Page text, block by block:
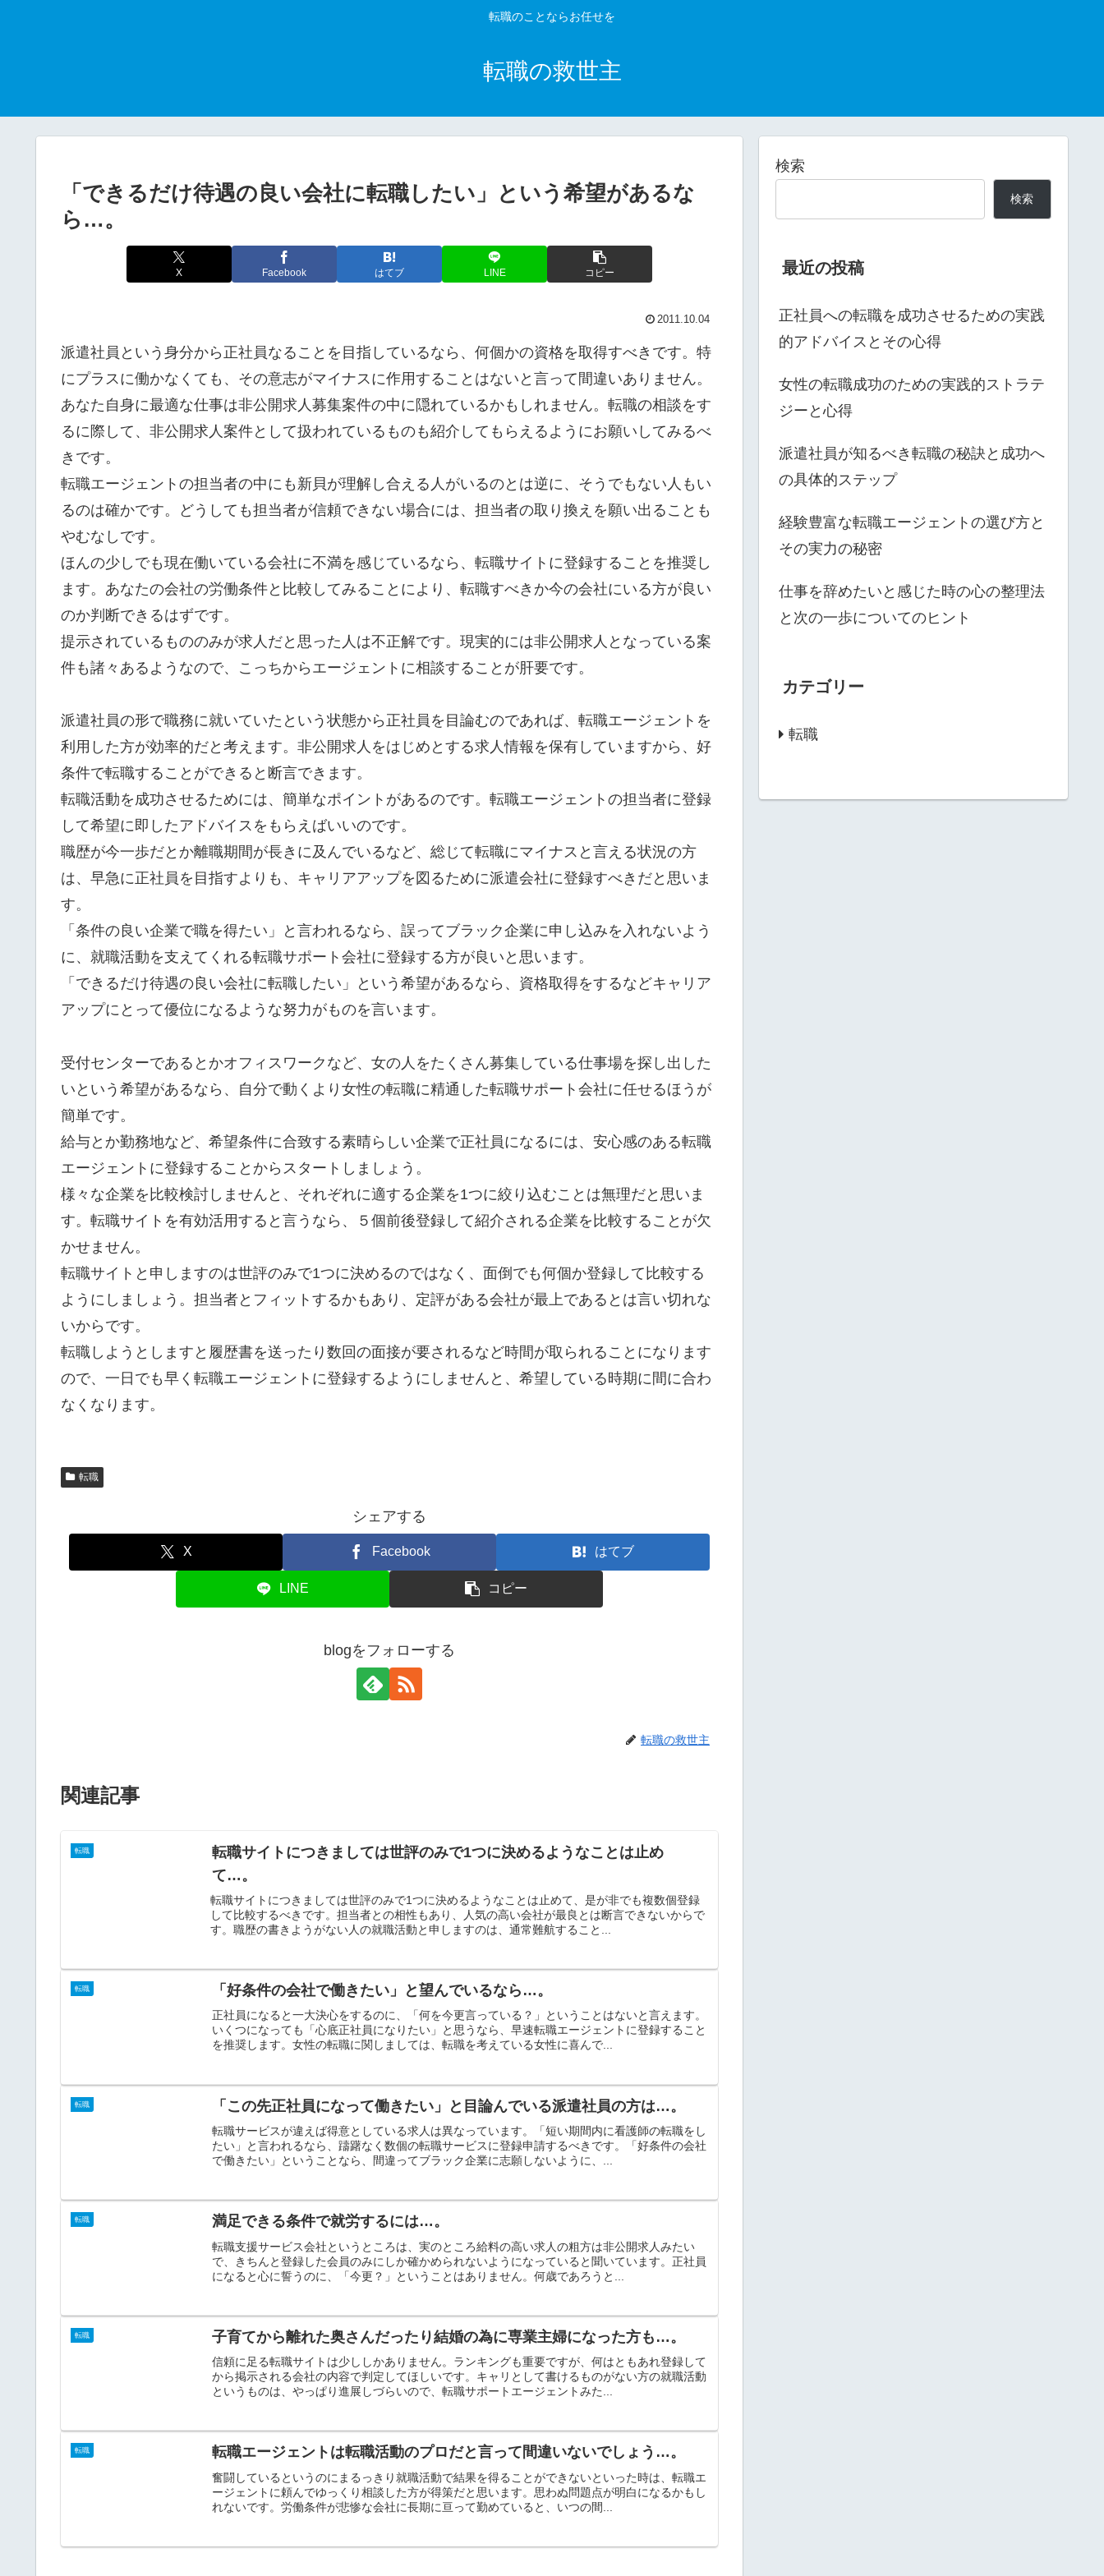
転職のことならお任せを
転職の救世主
「できるだけ待遇の良い会社に転職したい」という希望があるな
ら…。
X Facebook はてブ LINE コピー
2011.10.04
派遣社員という身分から正社員なることを目指しているなら、何個かの資格を取得すべきです。特
にプラスに働かなくても、その意志がマイナスに作用することはないと言って間違いありません。
あなた自身に最適な仕事は非公開求人募集案件の中に隠れているかもしれません。転職の相談をす
るに際して、非公開求人案件として扱われているものも紹介してもらえるようにお願いしてみるべ
きです。
転職エージェントの担当者の中にも新貝が理解し合える人がいるのとは逆に、そうでもない人もい
るのは確かです。どうしても担当者が信頼できない場合には、担当者の取り換えを願い出ることも
やむなしです。
ほんの少しでも現在働いている会社に不満を感じているなら、転職サイトに登録することを推奨し
ます。あなたの会社の労働条件と比較してみることにより、転職すべきか今の会社にいる方が良い
のか判断できるはずです。
提示されているもののみが求人だと思った人は不正解です。現実的には非公開求人となっている案
件も諸々あるようなので、こっちからエージェントに相談することが肝要です。
派遣社員の形で職務に就いていたという状態から正社員を目論むのであれば、転職エージェントを
利用した方が効率的だと考えます。非公開求人をはじめとする求人情報を保有していますから、好
条件で転職することができると断言できます。
転職活動を成功させるためには、簡単なポイントがあるのです。転職エージェントの担当者に登録
して希望に即したアドバイスをもらえばいいのです。
職歴が今一歩だとか離職期間が長きに及んでいるなど、総じて転職にマイナスと言える状況の方
は、早急に正社員を目指すよりも、キャリアアップを図るために派遣会社に登録すべきだと思いま
す。
「条件の良い企業で職を得たい」と言われるなら、誤ってブラック企業に申し込みを入れないよう
に、就職活動を支えてくれる転職サポート会社に登録する方が良いと思います。
「できるだけ待遇の良い会社に転職したい」という希望があるなら、資格取得をするなどキャリア
アップにとって優位になるような努力がものを言います。
受付センターであるとかオフィスワークなど、女の人をたくさん募集している仕事場を探し出した
いという希望があるなら、自分で動くより女性の転職に精通した転職サポート会社に任せるほうが
簡単です。
給与とか勤務地など、希望条件に合致する素晴らしい企業で正社員になるには、安心感のある転職
エージェントに登録することからスタートしましょう。
様々な企業を比較検討しませんと、それぞれに適する企業を1つに絞り込むことは無理だと思いま
す。転職サイトを有効活用すると言うなら、５個前後登録して紹介される企業を比較することが欠
かせません。
転職サイトと申しますのは世評のみで1つに決めるのではなく、面倒でも何個か登録して比較する
ようにしましょう。担当者とフィットするかもあり、定評がある会社が最上であるとは言い切れな
いからです。
転職しようとしますと履歴書を送ったり数回の面接が要されるなど時間が取られることになります
ので、一日でも早く転職エージェントに登録するようにしませんと、希望している時期に間に合わ
なくなります。
転職
シェアする
X Facebook はてブ
LINE コピー
blogをフォローする
転職の救世主
関連記事
転職
転職サイトにつきましては世評のみで1つに決めるようなことは止め
て…。
転職サイトにつきましては世評のみで1つに決めるようなことは止めて、是が非でも複数個登録
して比較するべきです。担当者との相性もあり、人気の高い会社が最良とは断言できないからで
す。職歴の書きようがない人の就職活動と申しますのは、通常難航すること...
転職 「好条件の会社で働きたい」と望んでいるなら…。
正社員になると一大決心をするのに、「何を今更言っている？」ということはないと言えます。
いくつになっても「心底正社員になりたい」と思うなら、早速転職エージェントに登録すること
を推奨します。女性の転職に関しましては、転職を考えている女性に喜んで...
転職 「この先正社員になって働きたい」と目論んでいる派遣社員の方は…。
転職サービスが違えば得意としている求人は異なっています。「短い期間内に看護師の転職をし
たい」と言われるなら、躊躇なく数個の転職サービスに登録申請するべきです。「好条件の会社
で働きたい」ということなら、間違ってブラック企業に志願しないように、...
転職 満足できる条件で就労するには…。
転職支援サービス会社というところは、実のところ給料の高い求人の粗方は非公開求人みたい
で、きちんと登録した会員のみにしか確かめられないようになっていると聞いています。正社員
になると心に誓うのに、「今更？」ということはありません。何歳であろうと...
転職 子育てから離れた奥さんだったり結婚の為に専業主婦になった方も…。
信頼に足る転職サイトは少ししかありません。ランキングも重要ですが、何はともあれ登録して
から掲示される会社の内容で判定してほしいです。キャリとして書けるものがない方の就職活動
というものは、やっぱり進展しづらいので、転職サポートエージェントみた...
転職 転職エージェントは転職活動のプロだと言って間違いないでしょう…。
奮闘しているというのにまるっきり就職活動で結果を得ることができないといった時は、転職エ
ージェントに頼んでゆっくり相談した方が得策だと思います。思わぬ問題点が明白になるかもし
れないです。労働条件が悲惨な会社に長期に亘って勤めていると、いつの間...
検索
検索
最近の投稿
正社員への転職を成功させるための実践
的アドバイスとその心得
女性の転職成功のための実践的ストラテ
ジーと心得
派遣社員が知るべき転職の秘訣と成功へ
の具体的ステップ
経験豊富な転職エージェントの選び方と
その実力の秘密
仕事を辞めたいと感じた時の心の整理法
と次の一歩についてのヒント
カテゴリー
転職